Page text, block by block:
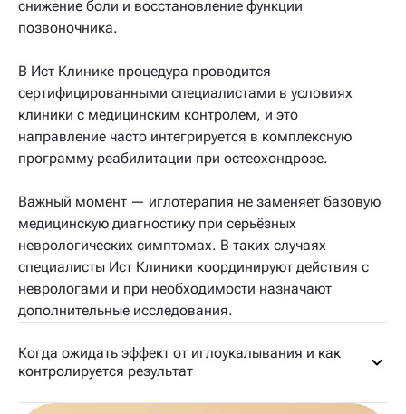
снижение боли и восстановление функции
позвоночника.
В Ист Клинике процедура проводится
сертифицированными специалистами в условиях
клиники с медицинским контролем, и это
направление часто интегрируется в комплексную
программу реабилитации при остеохондрозе.
Важный момент — иглотерапия не заменяет базовую
медицинскую диагностику при серьёзных
неврологических симптомах. В таких случаях
специалисты Ист Клиники координируют действия с
неврологами и при необходимости назначают
дополнительные исследования.
Когда ожидать эффект от иглоукалывания и как
контролируется результат